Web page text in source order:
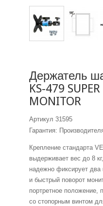
Держатель
KS-479
MONITOR
Артикул 31595
Гарантия:
Крепление стандарта
выдерживает вес до 8
надежно фиксирует два
и быстрый поворот
портретное положение,
со стопорным винтом